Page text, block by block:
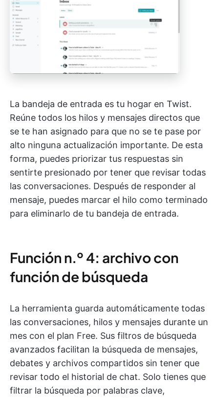
La bandeja de entrada es tu hogar en Twist.
Reúne todos los hilos y mensajes directos que
se te han asignado para que no se te pase por
alto ninguna actualización importante. De esta
forma, puedes priorizar tus respuestas sin
sentirte presionado por tener que revisar todas
las conversaciones. Después de responder al
mensaje, puedes marcar el hilo como terminado
para eliminarlo de tu bandeja de entrada.
Función n.º 4: archivo con
función de búsqueda
La herramienta guarda automáticamente todas
las conversaciones, hilos y mensajes durante un
mes con el plan Free. Sus filtros de búsqueda
avanzados facilitan la búsqueda de mensajes,
debates y archivos compartidos sin tener que
revisar todo el historial de chat. Solo tienes que
filtrar la búsqueda por palabras clave,